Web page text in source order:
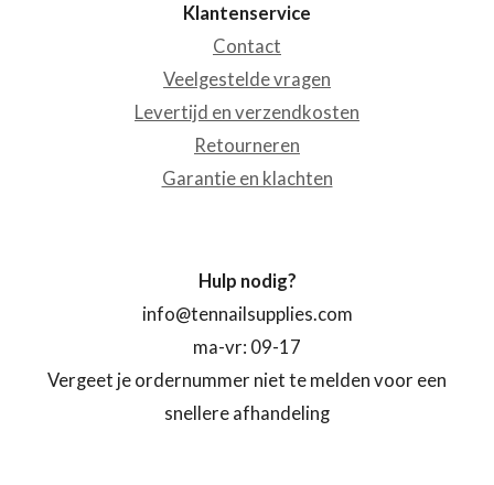
Klantenservice
Contact
Veelgestelde vragen
Levertijd en verzendkosten
Retourneren
Garantie en klachten
Hulp nodig?
info@tennailsupplies.com
ma-vr: 09-17
Vergeet je ordernummer niet te melden voor een
snellere afhandeling